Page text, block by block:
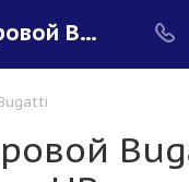
Кран шаровой Bugatti New Jersey НВ с разъемным соединением рычаг 2 - купить в интернет-магазине Santeh-svar